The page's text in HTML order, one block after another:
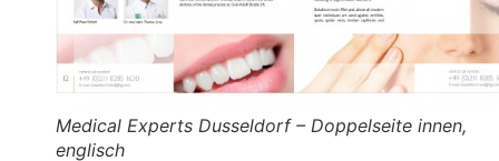
Medical Experts Dusseldorf – Doppelseite innen,
englisch